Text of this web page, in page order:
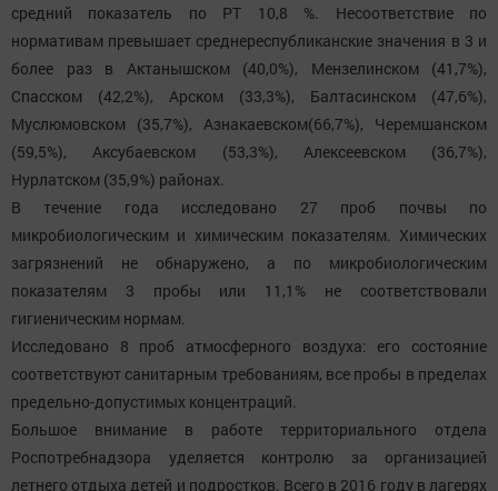
средний показатель по РТ 10,8 %. Несоответствие по
нормативам превышает среднереспубликанские значения в 3 и
более раз в Актанышском (40,0%), Мензелинском (41,7%),
Спасском (42,2%), Арском (33,3%), Балтасинском (47,6%),
Муслюмовском (35,7%), Азнакаевском(66,7%), Черемшанском
(59,5%), Аксубаевском (53,3%), Алексеевском (36,7%),
Нурлатском (35,9%) районах.
В течение года исследовано 27 проб почвы по
микробиологическим и химическим показателям. Химических
загрязнений не обнаружено, а по микробиологическим
показателям 3 пробы или 11,1% не соответствовали
гигиеническим нормам.
Исследовано 8 проб атмосферного воздуха: его состояние
соответствуют санитарным требованиям, все пробы в пределах
предельно-допустимых концентраций.
Большое внимание в работе территориального отдела
Роспотребнадзора уделяется контролю за организацией
летнего отдыха детей и подростков. Всего в 2016 году в лагерях